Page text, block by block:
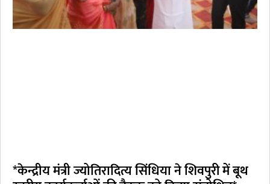
*केन्द्रीय मंत्री ज्योतिरादित्य सिंधिया ने शिवपुरी में बूथ